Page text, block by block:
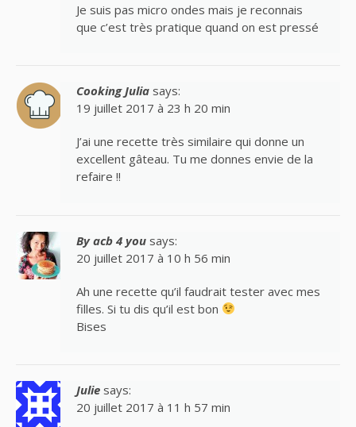
Je suis pas micro ondes mais je reconnais
que c’est très pratique quand on est pressé
Cooking Julia says:
19 juillet 2017 à 23 h 20 min
J’ai une recette très similaire qui donne un
excellent gâteau. Tu me donnes envie de la
refaire !!
By acb 4 you says:
20 juillet 2017 à 10 h 56 min
Ah une recette qu’il faudrait tester avec mes
filles. Si tu dis qu’il est bon
Bises
Julie says:
20 juillet 2017 à 11 h 57 min